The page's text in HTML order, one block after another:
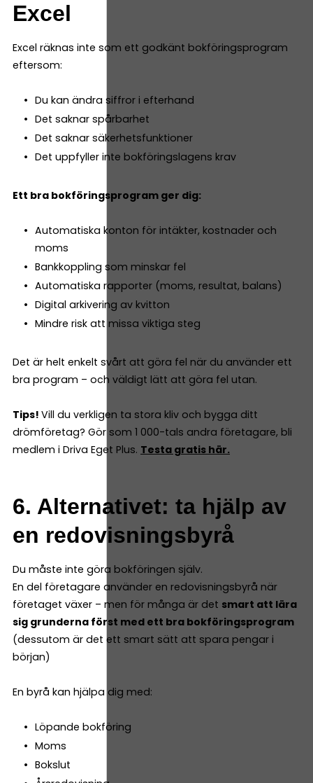
Excel
Excel räknas inte som ett godkänt bokföringsprogram
eftersom:
Du kan ändra siffror i efterhand
Det saknar spårbarhet
Det saknar säkerhetsfunktioner
Det uppfyller inte bokföringslagens krav
Ett bra bokföringsprogram ger dig:
Automatiska konton för intäkter, kostnader och
moms
Bankkoppling som minskar fel
Automatiska rapporter (moms, resultat, balans)
Digital arkivering av kvitton
Mindre risk att missa viktiga steg
Det är helt enkelt svårt att göra fel när du använder ett
bra program – och väldigt lätt att göra fel utan.
Tips! Vill du verkligen ta stora kliv och bygga ditt
drömföretag? Gör som 1 000-tals andra företagare, bli
medlem i Driva Eget Plus. Testa gratis här.
6. Alternativet: ta hjälp av
en redovisningsbyrå
Du måste inte göra bokföringen själv.
En del företagare använder en redovisningsbyrå när
företaget växer – men för många är det smart att lära
sig grunderna först med ett bra bokföringsprogram
(dessutom är det ett smart sätt att spara pengar i
början)
En byrå kan hjälpa dig med:
Löpande bokföring
Moms
Bokslut